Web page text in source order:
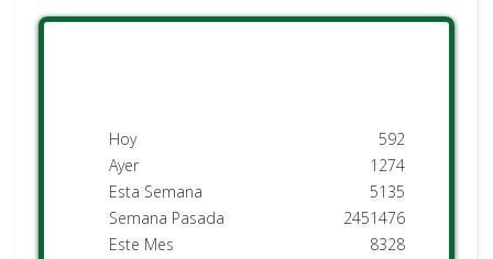
Hoy
Ayer
Esta Semana
Semana Pasada
Este Mes
592
1274
5135
2451476
8328